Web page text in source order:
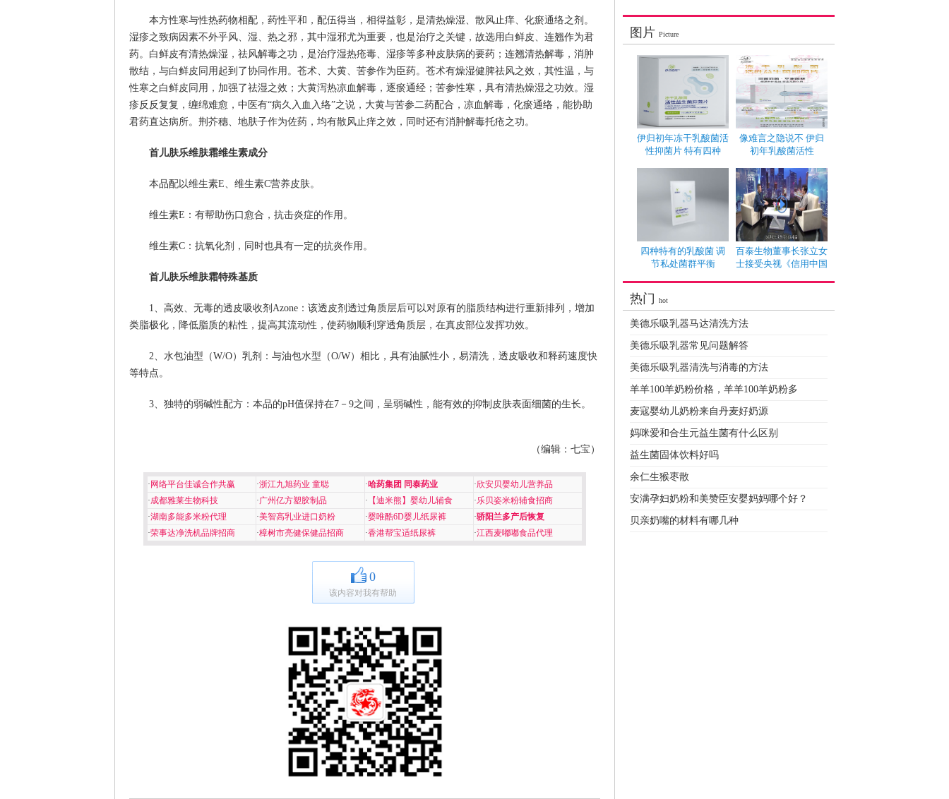
本方性寒与性热药物相配，药性平和，配伍得当，相得益彰，是清热燥湿、散风止痒、化瘀通络之剂。
湿疹之致病因素不外乎风、湿、热之邪，其中湿邪尤为重要，也是治疗之关键，故选用白鲜皮、连翘作为君
药。白鲜皮有清热燥湿，祛风解毒之功，是治疗湿热疮毒、湿疹等多种皮肤病的要药；连翘清热解毒，消肿
散结，与白鲜皮同用起到了协同作用。苍术、大黄、苦参作为臣药。苍术有燥湿健脾祛风之效，其性温，与
性寒之白鲜皮同用，加强了祛湿之效；大黄泻热凉血解毒，逐瘀通经；苦参性寒，具有清热燥湿之功效。湿
疹反反复复，缠绵难愈，中医有“病久入血入络”之说，大黄与苦参二药配合，凉血解毒，化瘀通络，能协助
君药直达病所。荆芥穗、地肤子作为佐药，均有散风止痒之效，同时还有消肿解毒托疮之功。
首儿肤乐维肤霜维生素成分
本品配以维生素E、维生素C营养皮肤。
维生素E：有帮助伤口愈合，抗击炎症的作用。
维生素C：抗氧化剂，同时也具有一定的抗炎作用。
首儿肤乐维肤霜特殊基质
1、高效、无毒的透皮吸收剂Azone：该透皮剂透过角质层后可以对原有的脂质结构进行重新排列，增加
类脂极化，降低脂质的粘性，提高其流动性，使药物顺利穿透角质层，在真皮部位发挥功效。
2、水包油型（W/O）乳剂：与油包水型（O/W）相比，具有油腻性小，易清洗，透皮吸收和释药速度快
等特点。
3、独特的弱碱性配方：本品的pH值保持在7－9之间，呈弱碱性，能有效的抑制皮肤表面细菌的生长。
（编辑：七宝）
· 网络平台佳诚合作共赢 ·浙江九旭药业 童聪 ·哈药集团 同泰药业 ·欣安贝婴幼儿营养品
·成都雅莱生物科技 ·广州亿方塑胶制品 · 【迪米熊】婴幼儿辅食 ·乐贝姿米粉辅食招商
·湖南多能多米粉代理 ·美智高乳业进口奶粉 ·婴唯酷6D婴儿纸尿裤 ·骄阳兰多产后恢复
·荣事达净洗机品牌招商 ·樟树市亮健保健品招商 ·香港帮宝适纸尿裤 ·江西麦嘟嘟食品代理
0
该内容对我有帮助
图片 Picture
伊归初年冻干乳酸菌活
性抑菌片 特有四种
像难言之隐说不 伊归
初年乳酸菌活性
四种特有的乳酸菌 调
节私处菌群平衡
百泰生物董事长张立女
士接受央视《信用中国
热门 hot
美德乐吸乳器马达清洗方法
美德乐吸乳器常见问题解答
美德乐吸乳器清洗与消毒的方法
羊羊100羊奶粉价格，羊羊100羊奶粉多
麦寇婴幼儿奶粉来自丹麦好奶源
妈咪爱和合生元益生菌有什么区别
益生菌固体饮料好吗
余仁生猴枣散
安满孕妇奶粉和美赞臣安婴妈妈哪个好？
贝亲奶嘴的材料有哪几种